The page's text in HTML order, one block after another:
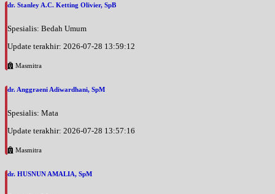
dr. Stanley A.C. Ketting Olivier, SpB
Spesialis: Bedah Umum
Update terakhir: 2026-07-28 13:59:12
Masmitra
dr. Anggraeni Adiwardhani, SpM
Spesialis: Mata
Update terakhir: 2026-07-28 13:57:16
Masmitra
dr. HUSNUN AMALIA, SpM